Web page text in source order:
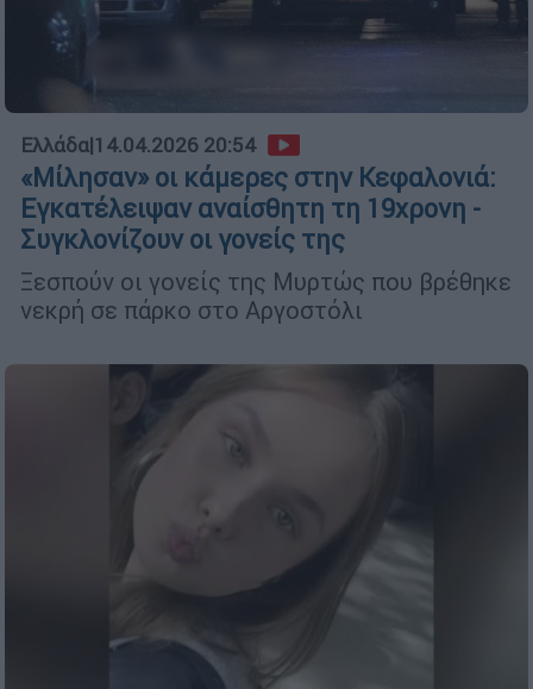
Ελλάδα|14.04.2026 20:54
«Μίλησαν» οι κάμερες στην Κεφαλονιά:
Εγκατέλειψαν αναίσθητη τη 19χρονη -
Συγκλονίζουν οι γονείς της
Ξεσπούν οι γονείς της Μυρτώς που βρέθηκε
νεκρή σε πάρκο στο Αργοστόλι